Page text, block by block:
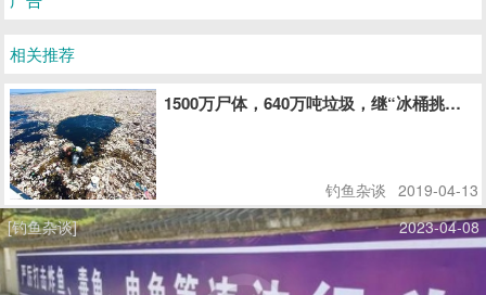
相关推荐
1500万尸体，640万吨垃圾，继“冰桶挑战”
钓鱼杂谈 2019-04-13
[钓鱼杂谈]
2023-04-08